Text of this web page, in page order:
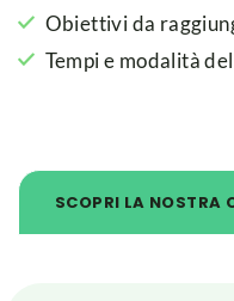
Obiettivi da
Tempi e modalità
SCOPRI LA NOSTRA